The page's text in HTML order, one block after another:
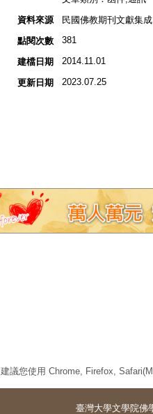
資料來源
民國佛教期刊文獻集
點閱次數
381
建檔日期 2014.11.01
更新日期 2023.07.25
建議您使用 Chrome, Firefox,
臺灣大學文學院佛